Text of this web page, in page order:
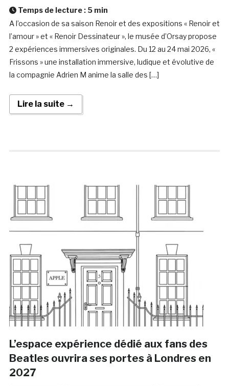
Temps de lecture : 5 min
A l’occasion de sa saison Renoir et des expositions « Renoir et
l’amour » et « Renoir Dessinateur », le musée d’Orsay propose
2 expériences immersives originales. Du 12 au 24 mai 2026, «
Frissons » une installation immersive, ludique et évolutive de
la compagnie Adrien M anime la salle des […]
Lire la suite →
L’espace expérience dédié aux fans des
Beatles ouvrira ses portes à Londres en
2027